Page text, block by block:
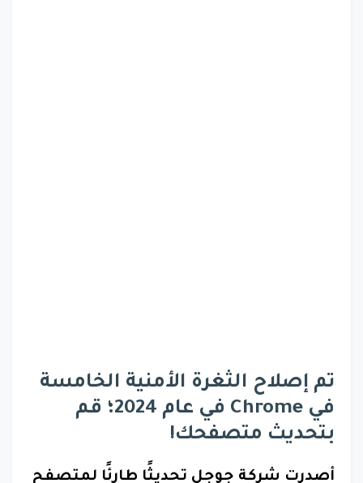
تم إصلاح الثغرة الأمنية الخامسة
في Chrome في عام 2024؛ قم
بتحديث متصفحك!
أصدرت شركة جوجل تحديثًا طارئًا لمتصفح